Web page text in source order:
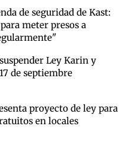
de seguridad de Kast:
meter presos a
Ley Karin y
de septiembre
proyecto de ley para
en locales